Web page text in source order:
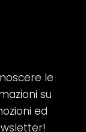
le
su
ed